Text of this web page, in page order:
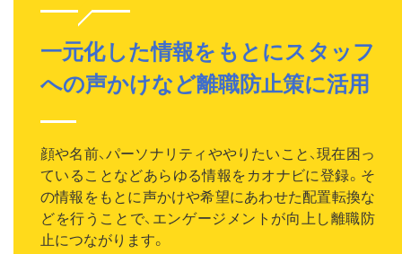
一元化した情報をもとにスタッフ
への声かけなど離職防止策に活用
顔や名前、パーソナリティややりたいこと、現在困っ
ていることなどあらゆる情報をカオナビに登録。そ
の情報をもとに声かけや希望にあわせた配置転換な
どを行うことで、エンゲージメントが向上し離職防
止につながります。